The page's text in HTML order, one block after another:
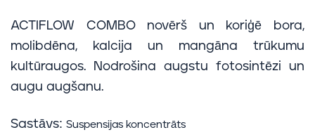
ACTIFLOW COMBO novērš un koriģē bora,
molibdēna, kalcija un mangāna trūkumu
kultūraugos. Nodrošina augstu fotosintēzi un
augu augšanu.
Sastāvs: Suspensijas koncentrāts